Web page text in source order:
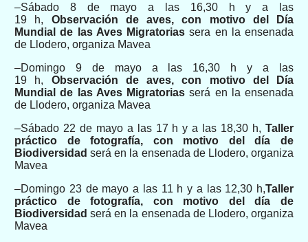
–Sábado 8 de mayo a las 16,30 h y a las
19
h, Observación de aves, con motivo del Día
Mundial de las Aves Migratoriassera en la ensenada
de Llodero, organiza Mavea
–Domingo 9 de mayo a las 16,30 h y a las
19
h, Observación de aves, con motivo del Día
Mundial de las Aves Migratoriasserá en la ensenada
de Llodero, organiza Mavea
–Sábado 22 de mayo a las 17 h y a las 18,30 h, Taller
práctico de fotografía, con motivo del día de
Biodiversidad será en la ensenada de Llodero, organiza
Mavea
–Domingo 23 de mayo a las 11 h y a las 12,30 h,Taller
práctico de fotografía, con motivo del día de
Biodiversidad será en la ensenada de Llodero, organiza
Mavea